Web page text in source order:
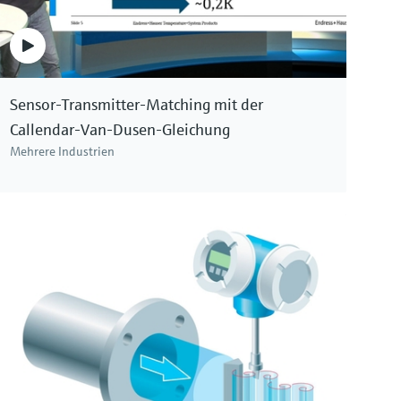
Metrisches, direktberührendes RTD Basis-
Thermometer für hygienische Anwendungen
ab 83,70 €
angeschlossenem Kabel für den Einsatz in vielen
Prozess- und Laboranwendungen
Preis nach
Sensor-Transmitter-Matching mit der
Callendar-Van-Dusen-Gleichung
Mehrere Industrien